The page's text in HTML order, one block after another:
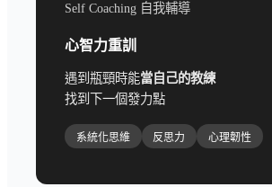
Self Coaching 自我輔導
心智力重訓
遇到瓶頸時能當自己的教練
找到下一個發力點
系統化思維 反思力 心理韌性